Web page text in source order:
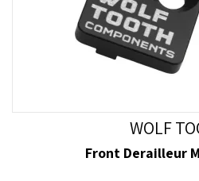
WOLF
Front Derailleur